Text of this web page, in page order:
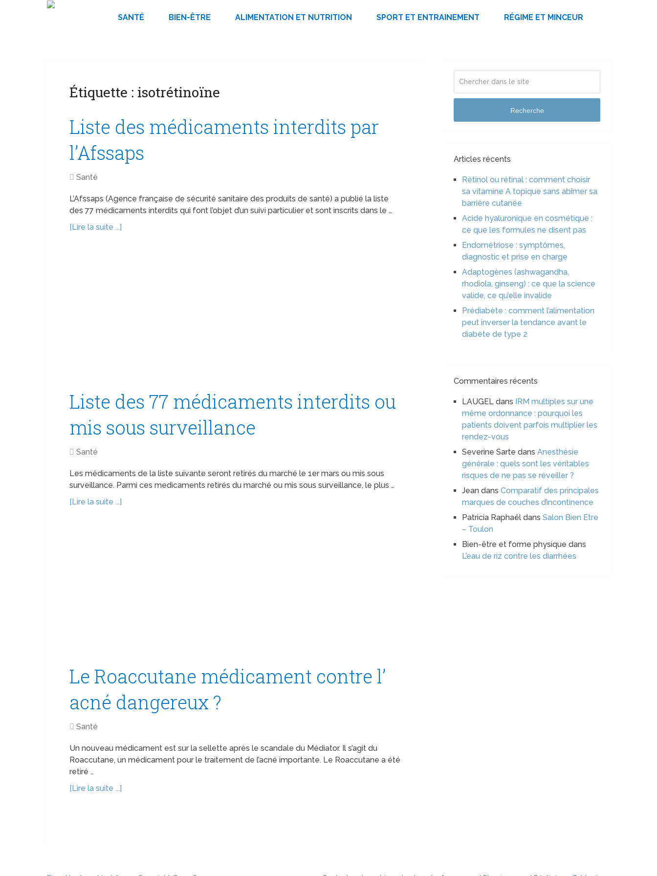
SANTÉ BIEN-ÊTRE ALIMENTATION ET NUTRITION SPORT ET ENTRAINEMENT RÉGIME ET MINCEUR
Étiquette : isotrétinoïne
Liste des médicaments interdits par
l’Afssaps
Santé
L’Afssaps (Agence française de sécurité sanitaire des produits de santé) a publié la liste
des 77 médicaments interdits qui font l’objet d’un suivi particulier et sont inscrits dans le …
[Lire la suite ...]
Liste des 77 médicaments interdits ou
mis sous surveillance
Santé
Les médicaments de la liste suivante seront retirés du marché le 1er mars ou mis sous
surveillance. Parmi ces medicaments retirés du marché ou mis sous surveillance, le plus …
[Lire la suite ...]
Le Roaccutane médicament contre l’
acné dangereux ?
Santé
Un nouveau médicament est sur la sellette après le scandale du Médiator. Il s’agit du
Roaccutane, un médicament pour le traitement de l’acné importante. Le Roaccutane a été
retiré …
[Lire la suite ...]
Recherche
Articles récents
Rétinol ou rétinal : comment choisir
sa vitamine A topique sans abîmer sa
barrière cutanée
Acide hyaluronique en cosmétique :
ce que les formules ne disent pas
Endométriose : symptômes,
diagnostic et prise en charge
Adaptogènes (ashwagandha,
rhodiola, ginseng) : ce que la science
valide, ce qu’elle invalide
Prédiabète : comment l’alimentation
peut inverser la tendance avant le
diabète de type 2
Commentaires récents
LAUGEL dans IRM multiples sur une
même ordonnance : pourquoi les
patients doivent parfois multiplier les
rendez-vous
Severine Sarte dansAnesthésie
générale : quels sont les véritables
risques de ne pas se réveiller ?
Jean dansComparatif des principales
marques de couches d’incontinence
Patricia Raphaël dansSalon Bien Etre
– Toulon
Bien-être et forme physique dans
L’eau de riz contre les diarrhées